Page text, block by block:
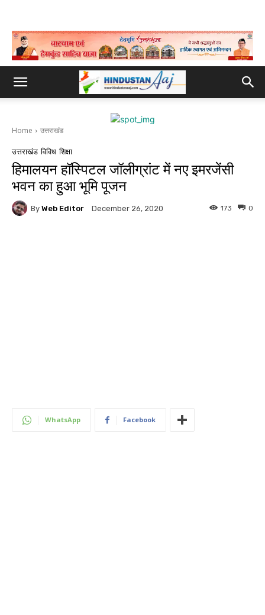
Home उत्तराखंड
उत्तराखंड विविध शिक्षा
हिमालयन हॉस्पिटल जॉलीग्रांट में नए इमरजेंसी
भवन का हुआ भूमि पूजन
By Web Editor December 26, 2020 0
173
WhatsApp Facebook